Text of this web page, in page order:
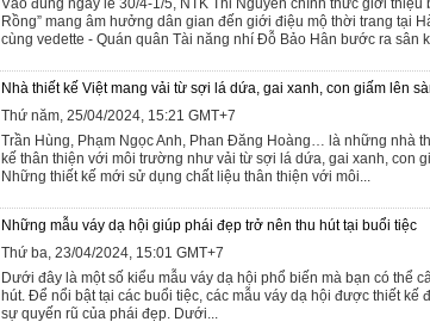
Vào đúng ngày lễ 30/4-1/5, NTK Thi Nguyễn chính thức giới thiệu
Rồng” mang âm hưởng dân gian đến giới điệu mộ thời trang tại
cùng vedette - Quán quân Tài năng nhí Đỗ Bảo Hân bước ra sân
Nhà thiết kế Việt mang vải từ sợi lá dứa, gai xanh, con giấm lên
Thứ năm, 25/04/2024, 15:21 GMT+7
Trần Hùng, Phạm Ngọc Anh, Phan Đăng Hoàng… là những nhà
kế thân thiện với môi trường như vải từ sợi lá dứa, gai xanh, con
Những thiết kế mới sử dụng chất liệu thân thiện với môi...
Những mẫu váy dạ hội giúp phái đẹp trở nên thu hút tại buổi tiệc
Thứ ba, 23/04/2024, 15:01 GMT+7
Dưới đây là một số kiểu mẫu váy dạ hội phổ biến mà bạn có thể
hút. Để nổi bật tại các buổi tiệc, các mẫu váy dạ hội được thiết kế
sự quyến rũ của phái đẹp. Dưới...